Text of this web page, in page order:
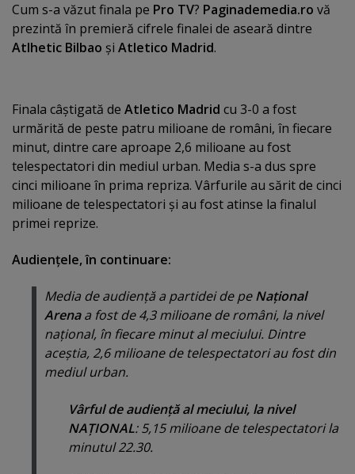
Cum s-a văzut finala pe Pro TV? Paginademedia.ro vă
prezintă în premieră cifrele finalei de aseară dintre
Atlhetic Bilbao şi Atletico Madrid.
Finala câştigată de Atletico Madrid cu 3-0 a fost
urmărită de peste patru milioane de români, în fiecare
minut, dintre care aproape 2,6 milioane au fost
telespectatori din mediul urban. Media s-a dus spre
cinci milioane în prima repriza. Vârfurile au sărit de cinci
milioane de telespectatori şi au fost atinse la finalul
primei reprize.
Audienţele, în continuare:
Media de audienţă a partidei de peNaţional
Arenaa fost de 4,3 milioane de români, la nivel
naţional, în fiecare minut al meciului. Dintre
aceştia, 2,6 milioane de telespectatori au fost din
mediul urban.
Vârful de audienţă al meciului, la nivel
NAŢIONAL: 5,15 milioane de telespectatori la
minutul 22.30.